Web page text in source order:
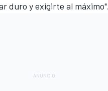
duro y exigirte al máximo".